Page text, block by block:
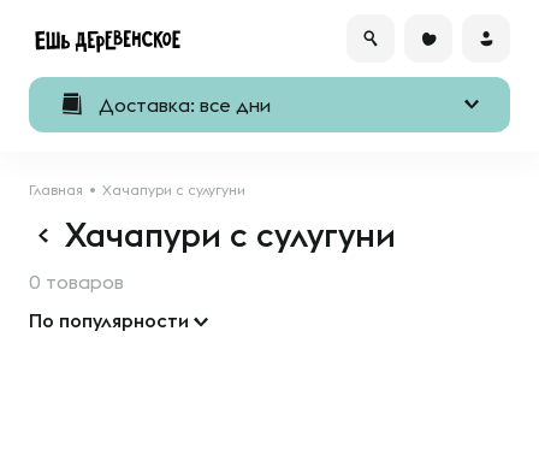
Доставка: все дни
Главная Хачапури с сулугуни
Хачапури с сулугуни
0 товаров
По популярности